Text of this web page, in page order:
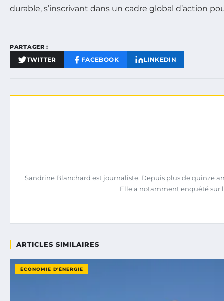
durable, s’inscrivant dans un cadre global d’action
PARTAGER :
TWITTER FACEBOOK LINKEDIN
Sandrine Blanchard est journaliste. Depuis plus de quinze
Elle a notamment enquêté sur
ARTICLES SIMILAIRES
ÉCONOMIE D'ÉNERGIE